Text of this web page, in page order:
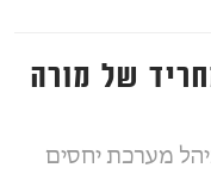
של מורה
ה-53 מואשם שניהל מערכת יחסים